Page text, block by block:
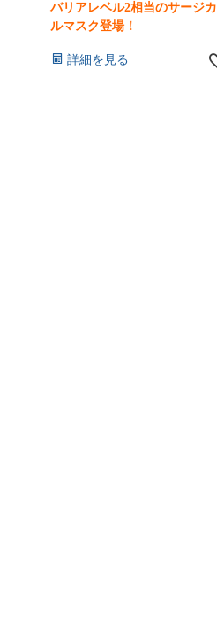
バリアレベル2相当のサージカ
ルマスク登場！
詳細を見る